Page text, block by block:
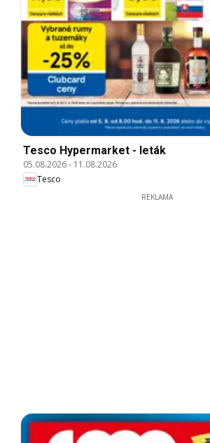
Tesco Hypermarket - leták
05.08.2026- 11.08.2026
Tesco
REKLAMA